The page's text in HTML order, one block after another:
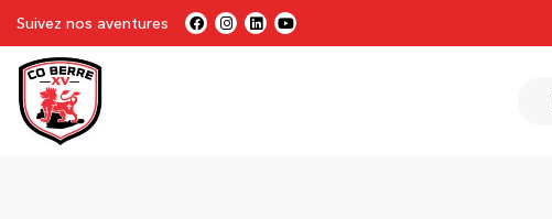
Suivez nos aventures